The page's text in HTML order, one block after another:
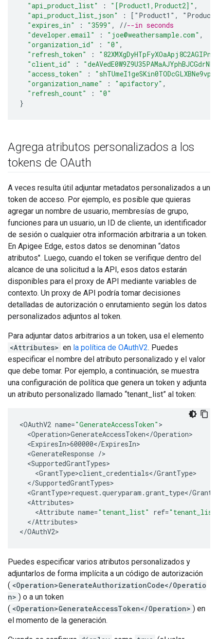
"api_product_list"
: "[Product1,Product2]" ,
"api_product_list_json"
: [ "Product1",
"expires_in"
: "3599" , //--in seconds
"developer.email"
: "joe@weathersample.com" ,
"organization_id"
: "0" ,
"refresh_token"
:
"client_id"
:
"deAVedE0W9Z9U35PAMaAJYphBJCGdrND"
"access_token"
: "shTUmeI1geSKin0TODcGLXBNe9vp"
"organization_name"
: "apifactory" ,
"refresh_count"
:
"0"
}
Agrega atributos personalizados a los
tokens de OAuth
A veces resulta útil adjuntar metadatos personalizados a un
token de acceso. Por ejemplo, es posible que quieras
agregar un nombre de usuario, membresías de grupo,
funciones para un usuario, un ID de cliente, un identificador
de sesión o cualquier otra información arbitraria a un token.
En Apigee Edge, estos datos se denominan “datos
atributos". Luego, cuando el token se verifique dentro del
alcance de una solicitud a la API, esos datos estarán
disponibles para el proxy de API mediante variables de
contexto. Un proxy de API podría tomar decisiones
detalladas de autorización o enrutamiento según los datos
personalizados adjuntos al token.
Para adjuntar datos arbitrarios a un token, usa el elemento
<Attributes> en la política de OAuthV2. Puedes
especificar el nombre del atributo personalizado y el valor
que debe tomar. Por ejemplo, a continuación, se muestra
una configuración de política que genera un token y adjunta
un atributo personalizado llamado “tenant_list” al token:
<OAuthV2 name="GenerateAccessToken"
<Operation>GenerateAccessToken</Operation
<ExpiresIn>600000</ExpiresIn
<GenerateResponse /
<SupportedGrantTypes
<GrantType>client_credentials</GrantType
</SupportedGrantTypes
<GrantType>request.queryparam .grant_type</
<Attributes>
<Attribute name="tenant_list" ref=
</Attributes>
</OAuthV2>
Puedes especificar varios atributos personalizados y
adjuntarlos de forma implícita a un código de autorización
( <Operation>GenerateAuthorizationCode</Operatio
n> ) o a un token
( <Operation>GenerateAccessToken</Operation> ) en
el momento de la generación.